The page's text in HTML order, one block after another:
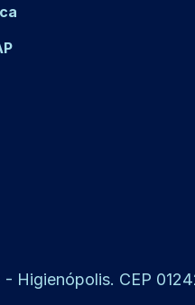
Higienópolis. CEP